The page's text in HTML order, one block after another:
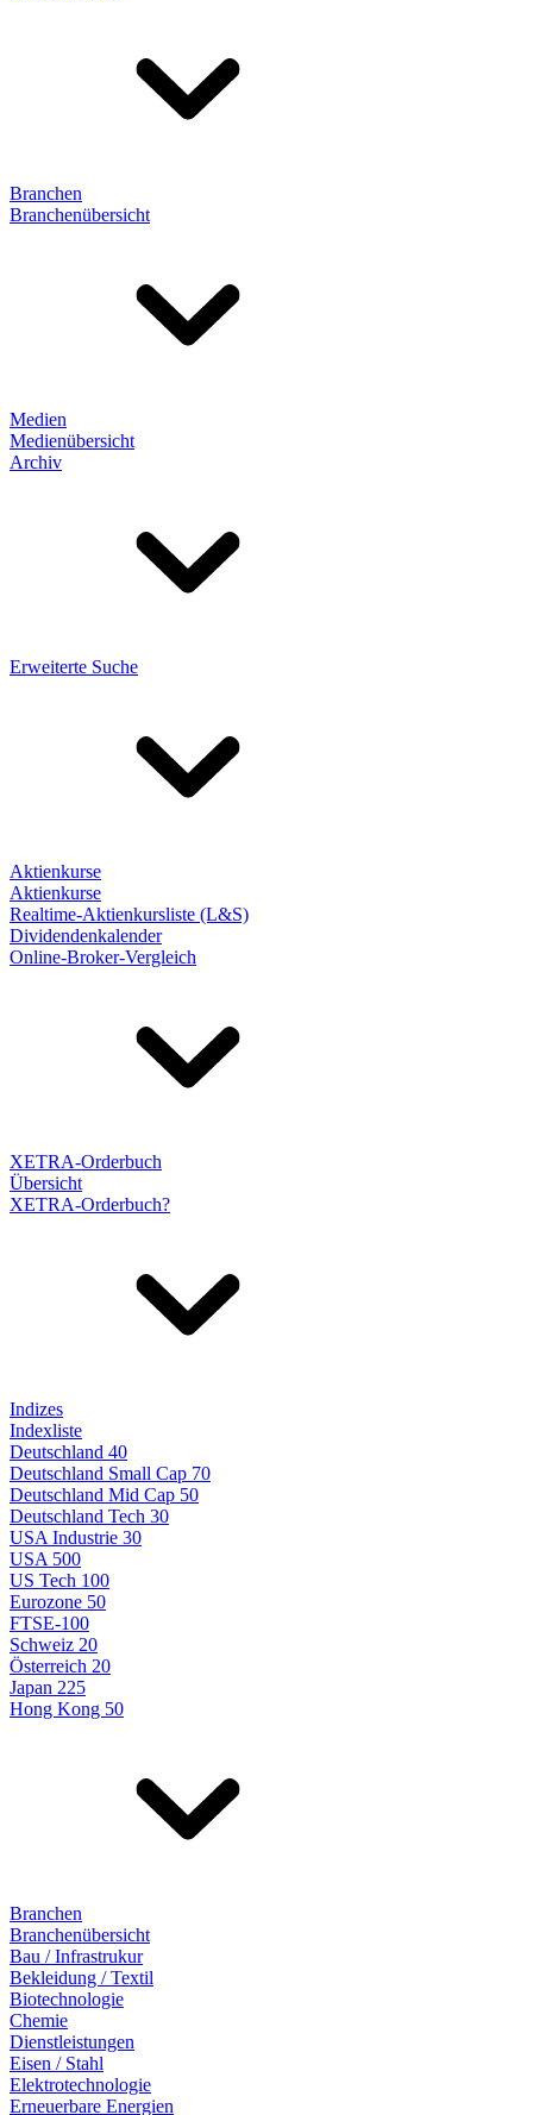
Branchen
Branchenübersicht
Medien
Medienübersicht
Archiv
Erweiterte Suche
Aktienkurse
Aktienkurse
Realtime-Aktienkursliste (L&S)
Dividendenkalender
Online-Broker-Vergleich
XETRA-Orderbuch
Übersicht
XETRA-Orderbuch?
Indizes
Indexliste
Deutschland 40
Deutschland Small Cap 70
Deutschland Mid Cap 50
Deutschland Tech 30
USA Industrie 30
USA 500
US Tech 100
Eurozone 50
FTSE-100
Schweiz 20
Österreich 20
Japan 225
Hong Kong 50
Branchen
Branchenübersicht
Bau / Infrastrukur
Bekleidung / Textil
Biotechnologie
Chemie
Dienstleistungen
Eisen / Stahl
Elektrotechnologie
Erneuerbare Energien